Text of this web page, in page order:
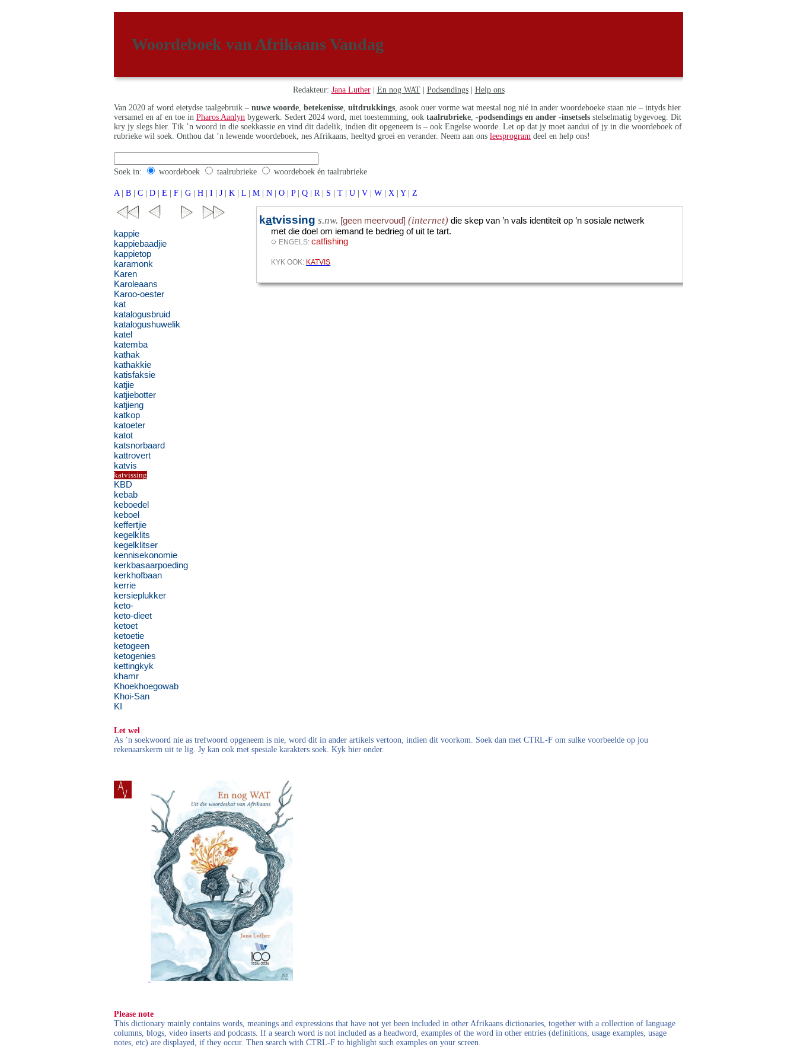
Woordeboek van Afrikaans Vandag
Redakteur: Jana Luther| En nog WAT| Podsendings| Help ons
Van 2020 af word eietydse taalgebruik – nuwe woorde betekenisse uitdrukkings , asook ouer vorme wat meestal nog nié in ander woordeboeke staan nie – intyds hier
versamel en af en toe in Pharos Aanlyn bygewerk. Sedert 2024 word, met toestemming, ook taalrubrieke -podsendings en ander -insetsels stelselmatig bygevoeg. Dit
kry jy slegs hier. Tik ’n woord in die soekkassie en vind dit dadelik, indien dit opgeneem is – ook Engelse woorde. Let op dat jy moet aandui of jy in die woordeboek of
rubrieke wil soek. Onthou dat ’n lewende woordeboek, nes Afrikaans, heeltyd groei en verander. Neem aan ons leesprogram deel en help ons!
Soek in: woordeboek taalrubrieke woordeboek én taalrubrieke
A | B | C | D | E | F | G | H | I | J | K | L | M | N | O | P | Q | R | S | T | U | V | W | X | Y | Z
katvissing s.nw. [geen meervoud] (internet) die skep van ’n vals identiteit op ’n sosiale netwerk
met die doel om iemand te bedrieg of uit te tart.
◌ ENGELS:catfishing
KYK OOK: KATVIS
kappie
kappiebaadjie
kappietop
karamonk
Karen
Karoleaans
Karoo-oester
kat
katalogusbruid
katalogushuwelik
katel
katemba
kathak
kathakkie
katisfaksie
katjie
katjiebotter
katjieng
katkop
katoeter
katot
katsnorbaard
kattrovert
katvis
katvissing
KBD
kebab
keboedel
keboel
keffertjie
kegelklits
kegelklitser
kennisekonomie
kerkbasaarpoeding
kerkhofbaan
kerrie
kersieplukker
keto-
keto-dieet
ketoet
ketoetie
ketogeen
ketogenies
kettingkyk
khamr
Khoekhoegowab
Khoi-San
KI
Let wel
As ’n soekwoord nie as trefwoord opgeneem is nie, word dit in ander artikels vertoon, indien dit voorkom. Soek dan met CTRL-F om sulke voorbeelde op jou
rekenaarskerm uit te lig. Jy kan ook met spesiale karakters soek. Kyk hier onder.
Please note
This dictionary mainly contains words, meanings and expressions that have not yet been included in other Afrikaans dictionaries, together with a collection of language
columns, blogs, video inserts and podcasts. If a search word is not included as a headword, examples of the word in other entries (definitions, usage examples, usage
notes, etc) are displayed, if they occur. Then search with CTRL-F to highlight such examples on your screen.